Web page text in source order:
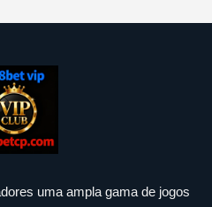
uma ampla gama de jogos